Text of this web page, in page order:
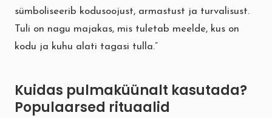
sümboliseerib kodusoojust, armastust ja turvalisust.
Tuli on nagu majakas, mis tuletab meelde, kus on
kodu ja kuhu alati tagasi tulla.”
Kuidas pulmaküünalt kasutada?
Populaarsed rituaalid